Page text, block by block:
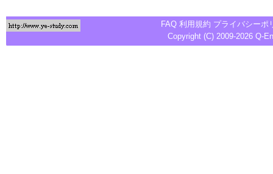
FAQ 利用規約 プライバシーポ
Copyright (C) 2009-2026 Q-